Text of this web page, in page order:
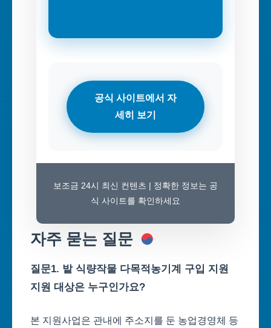
공식 사이트에서 자
세히 보기
보조금 24시 최신 컨텐츠 | 정확한 정보는 공
식 사이트를 확인하세요
자주 묻는 질문
질문1. 밭 식량작물 다목적농기계 구입 지원
지원 대상은 누구인가요?
본 지원사업은 관내에 주소지를 둔 농업경영체 등